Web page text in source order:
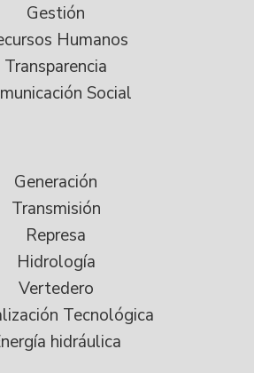
Gestión
Humanos
Transparencia
Social
Generación
Transmisión
Represa
Hidrología
Vertedero
Tecnológica
hidráulica